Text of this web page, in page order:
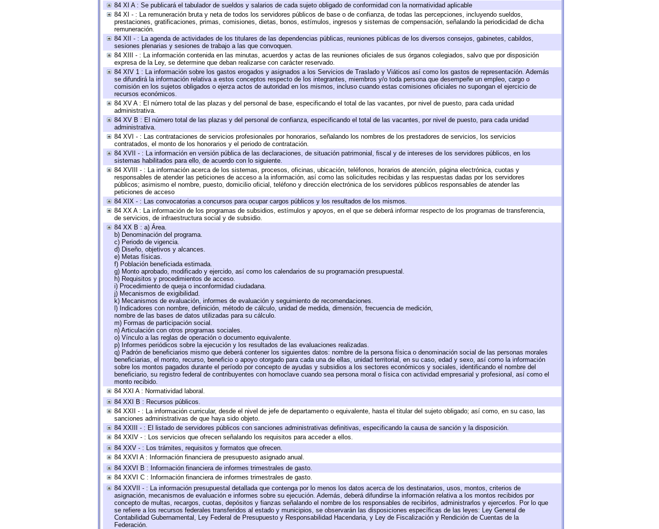
84 XI A : Se publicará el tabulador de sueldos y salarios de cada sujeto obligado de conformidad con la normatividad aplicable
84 XI - : La remuneración bruta y neta de todos los servidores públicos de base o de confianza, de todas las percepciones, incluyendo sueldos,
prestaciones, gratificaciones, primas, comisiones, dietas, bonos, estímulos, ingresos y sistemas de compensación, señalando la periodicidad de dicha
remuneración.
84 XII - : La agenda de actividades de los titulares de las dependencias públicas, reuniones públicas de los diversos consejos, gabinetes, cabildos,
sesiones plenarias y sesiones de trabajo a las que convoquen.
84 XIII - : La información contenida en las minutas, acuerdos y actas de las reuniones oficiales de sus órganos colegiados, salvo que por disposición
expresa de la Ley, se determine que deban realizarse con carácter reservado.
84 XIV 1 : La información sobre los gastos erogados y asignados a los Servicios de Traslado y Viáticos así como los gastos de representación. Además
se difundirá la información relativa a estos conceptos respecto de los integrantes, miembros y/o toda persona que desempeñe un empleo, cargo o
comisión en los sujetos obligados o ejerza actos de autoridad en los mismos, incluso cuando estas comisiones oficiales no supongan el ejercicio de
recursos económicos.
84 XV A : El número total de las plazas y del personal de base, especificando el total de las vacantes, por nivel de puesto, para cada unidad
administrativa.
84 XV B : El número total de las plazas y del personal de confianza, especificando el total de las vacantes, por nivel de puesto, para cada unidad
administrativa.
84 XVI - : Las contrataciones de servicios profesionales por honorarios, señalando los nombres de los prestadores de servicios, los servicios
contratados, el monto de los honorarios y el periodo de contratación.
84 XVII - : La información en versión pública de las declaraciones, de situación patrimonial, fiscal y de intereses de los servidores públicos, en los
sistemas habilitados para ello, de acuerdo con lo siguiente.
84 XVIII - : La información acerca de los sistemas, procesos, oficinas, ubicación, teléfonos, horarios de atención, página electrónica, cuotas y
responsables de atender las peticiones de acceso a la información, así como las solicitudes recibidas y las respuestas dadas por los servidores
públicos; asimismo el nombre, puesto, domicilio oficial, teléfono y dirección electrónica de los servidores públicos responsables de atender las
peticiones de acceso
84 XIX - : Las convocatorias a concursos para ocupar cargos públicos y los resultados de los mismos.
84 XX A : La información de los programas de subsidios, estímulos y apoyos, en el que se deberá informar respecto de los programas de transferencia,
de servicios, de infraestructura social y de subsidio.
84 XX B : a) Área.
b) Denominación del programa.
c) Periodo de vigencia.
d) Diseño, objetivos y alcances.
e) Metas físicas.
f) Población beneficiada estimada.
g) Monto aprobado, modificado y ejercido, así como los calendarios de su programación presupuestal.
h) Requisitos y procedimientos de acceso.
i) Procedimiento de queja o inconformidad ciudadana.
j) Mecanismos de exigibilidad.
k) Mecanismos de evaluación, informes de evaluación y seguimiento de recomendaciones.
l) Indicadores con nombre, definición, método de cálculo, unidad de medida, dimensión, frecuencia de medición,
nombre de las bases de datos utilizadas para su cálculo.
m) Formas de participación social.
n) Articulación con otros programas sociales.
o) Vínculo a las reglas de operación o documento equivalente.
p) Informes periódicos sobre la ejecución y los resultados de las evaluaciones realizadas.
q) Padrón de beneficiarios mismo que deberá contener los siguientes datos: nombre de la persona física o denominación social de las personas morales
beneficiarias, el monto, recurso, beneficio o apoyo otorgado para cada una de ellas, unidad territorial, en su caso, edad y sexo, así como la información
sobre los montos pagados durante el período por concepto de ayudas y subsidios a los sectores económicos y sociales, identificando el nombre del
beneficiario, su registro federal de contribuyentes con homoclave cuando sea persona moral o física con actividad empresarial y profesional, así como el
monto recibido.
84 XXI A : Normatividad laboral.
84 XXI B : Recursos públicos.
84 XXII - : La información curricular, desde el nivel de jefe de departamento o equivalente, hasta el titular del sujeto obligado; así como, en su caso, las
sanciones administrativas de que haya sido objeto.
84 XXIII - : El listado de servidores públicos con sanciones administrativas definitivas, especificando la causa de sanción y la disposición.
84 XXIV - : Los servicios que ofrecen señalando los requisitos para acceder a ellos.
84 XXV - : Los trámites, requisitos y formatos que ofrecen.
84 XXVI A : Información financiera de presupuesto asignado anual.
84 XXVI B : Información financiera de informes trimestrales de gasto.
84 XXVI C : Información financiera de informes trimestrales de gasto.
84 XXVII - : La información presupuestal detallada que contenga por lo menos los datos acerca de los destinatarios, usos, montos, criterios de
asignación, mecanismos de evaluación e informes sobre su ejecución. Además, deberá difundirse la información relativa a los montos recibidos por
concepto de multas, recargos, cuotas, depósitos y fianzas señalando el nombre de los responsables de recibirlos, administrarlos y ejercerlos. Por lo que
se refiere a los recursos federales transferidos al estado y municipios, se observarán las disposiciones específicas de las leyes: Ley General de
Contabilidad Gubernamental, Ley Federal de Presupuesto y Responsabilidad Hacendaria, y Ley de Fiscalización y Rendición de Cuentas de la
Federación.